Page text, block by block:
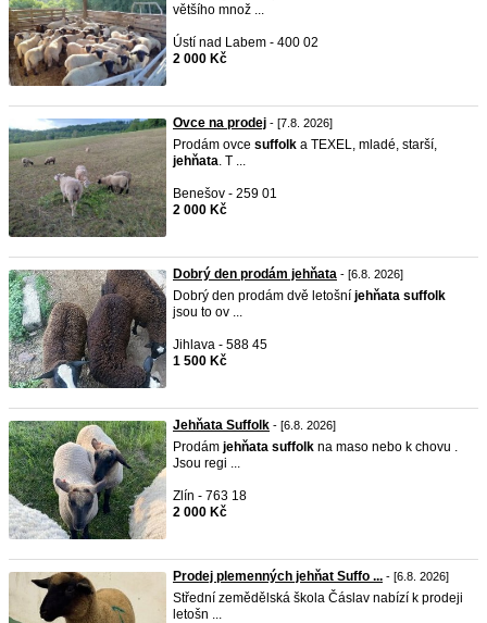
většího množ ...
Ústí nad Labem - 400 02
2 000 Kč
Ovce na prodej - [7.8. 2026]
Prodám ovce suffolk a TEXEL, mladé, starší,
jehňata. T ...
Benešov - 259 01
2 000 Kč
Dobrý den prodám jehňata - [6.8. 2026]
Dobrý den prodám dvě letošní jehňata suffolk
jsou to ov ...
Jihlava - 588 45
1 500 Kč
Jehňata Suffolk - [6.8. 2026]
Prodám jehňata suffolk na maso nebo k chovu .
Jsou regi ...
Zlín - 763 18
2 000 Kč
Prodej plemenných jehňat Suffo ... - [6.8. 2026]
Střední zemědělská škola Čáslav nabízí k prodeji
letošn ...